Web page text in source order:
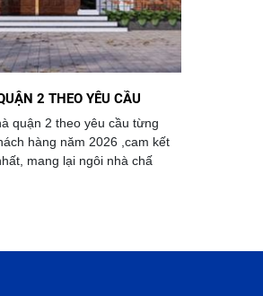
2 THEO YÊU CẦU
quận 2 theo yêu cầu từng
hàng năm 2026 ,cam kết
mang lại ngôi nhà chấ